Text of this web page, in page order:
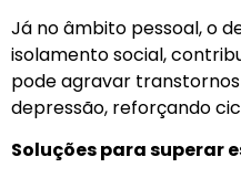
Já no âmbito pessoal, o
isolamento social,
pode agravar
depressão, reforçando
Soluções para superar